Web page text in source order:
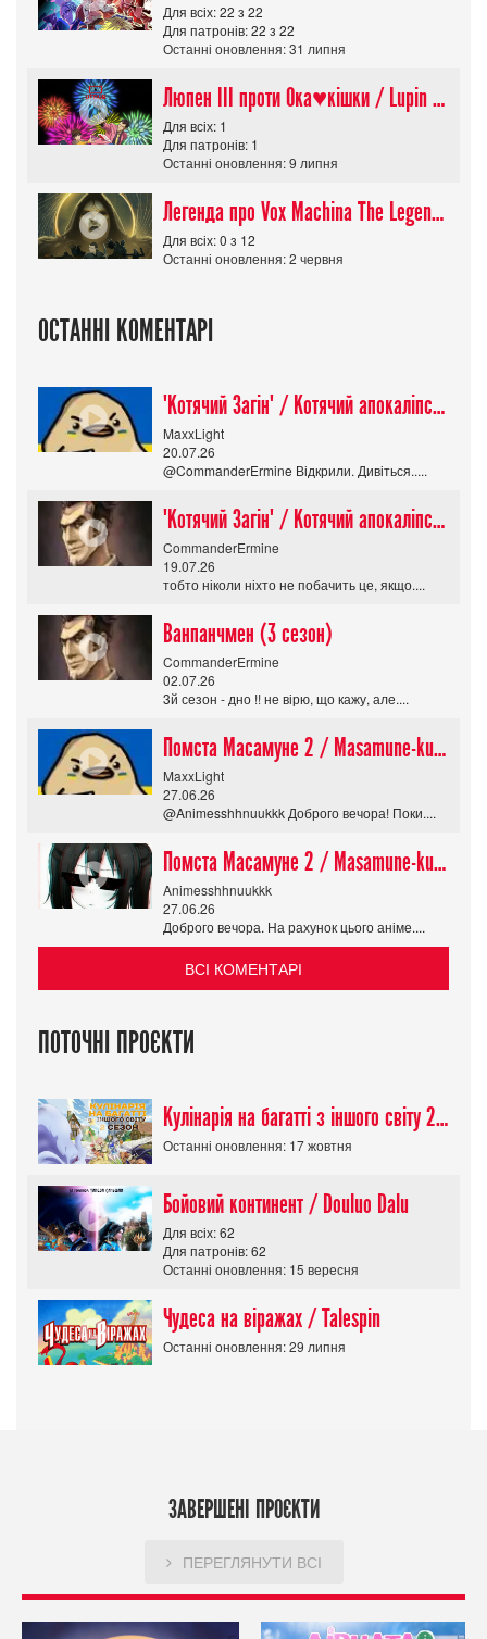
Для всіх: 22 з 22
Для патронів: 22 з 22
Останні оновлення: 31 липня
Люпен ІІІ проти Ока♥кішки / Lupin III vs Cats Eye Movie
Для всіх: 1
Для патронів: 1
Останні оновлення: 9 липня
Легенда про Vox Machina The Legend of Vox Machina (Сезон 4)
Для всіх: 0 з 12
Останні оновлення: 2 червня
ОСТАННІ КОМЕНТАРІ
"Котячий Загін" / Котячий апокаліпсис / Cat Shit One
MaxxLight
20.07.26
@CommanderErmine Відкрили. Дивіться.....
"Котячий Загін" / Котячий апокаліпсис / Cat Shit One
CommanderErmine
19.07.26
тобто ніколи ніхто не побачить це, якщо....
Ванпанчмен (3 сезон)
CommanderErmine
02.07.26
3й сезон - дно !! не вірю, що кажу, але....
Помста Масамуне 2 / Masamune-kun no Revenge R
MaxxLight
27.06.26
@Animesshhnuukkk Доброго вечора! Поки....
Помста Масамуне 2 / Masamune-kun no Revenge R
Animesshhnuukkk
27.06.26
Доброго вечора. На рахунок цього аніме....
ВСІ КОМЕНТАРІ
ПОТОЧНІ ПРОЄКТИ
Кулінарія на багатті з іншого світу 2 сезон/ Tondemo Skill de Isekai Hourou
Останні оновлення: 17 жовтня
Бойовий континент / Douluo Dalu
Для всіх: 62
Для патронів: 62
Останні оновлення: 15 вересня
Чудеса на віражах / Talespin
Останні оновлення: 29 липня
ЗАВЕРШЕНІ ПРОЄКТИ
ПЕРЕГЛЯНУТИ ВСІ